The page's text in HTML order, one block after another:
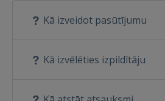
Kā izveidot pasūtījumu
Kā izvēlēties izpildītāju